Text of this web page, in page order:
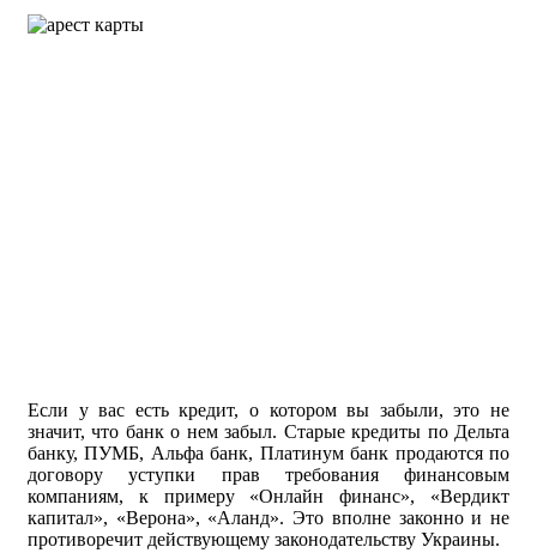
Если у вас есть кредит, о котором вы забыли, это не
значит, что банк о нем забыл. Старые кредиты по Дельта
банку, ПУМБ, Альфа банк, Платинум банк продаются по
договору уступки прав требования финансовым
компаниям, к примеру «Онлайн финанс», «Вердикт
капитал», «Верона», «Аланд». Это вполне законно и не
противоречит действующему законодательству Украины.